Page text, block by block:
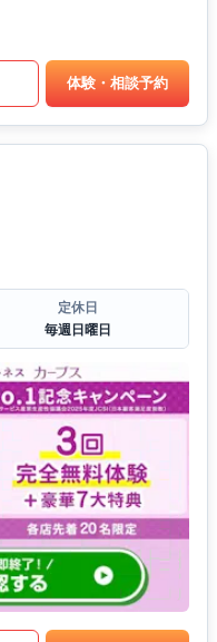
体験・相談予約
定休日
毎週日曜日